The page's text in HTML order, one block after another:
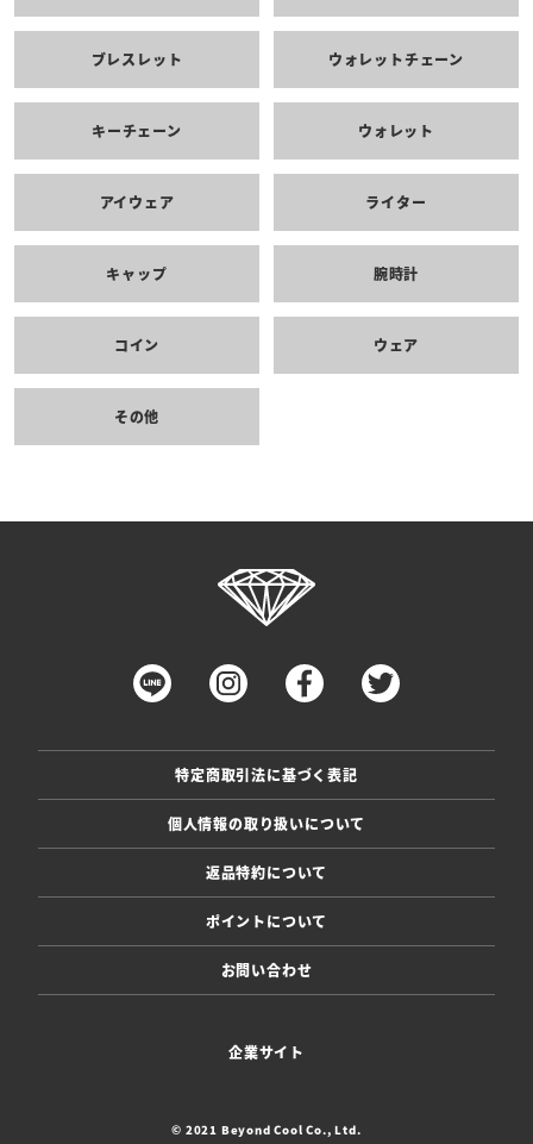
ブレスレット ウォレットチェーン
キーチェーン ウォレット
アイウェア ライター
キャップ 腕時計
コイン ウェア
その他
特定商取引法に基づく表記
個人情報の取り扱いについて
返品特約について
ポイントについて
お問い合わせ
企業サイト
© 2021 Beyond Cool Co., Ltd.